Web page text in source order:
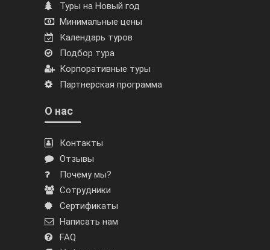
Туры на Новый год
Минимальные цены
Календарь туров
Подбор тура
Корпоративные туры
Партнерская программа
О нас
Контакты
Отзывы
Почему мы?
Сотрудники
Сертификаты
Написать нам
FAQ